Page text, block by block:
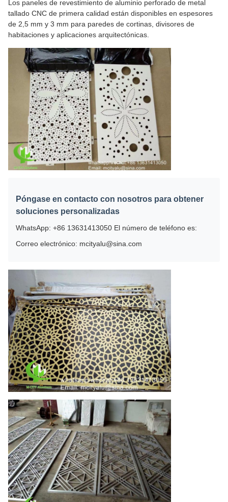
Los paneles de revestimiento de aluminio perforado de metal
tallado CNC de primera calidad están disponibles en espesores
de 2,5 mm y 3 mm para paredes de cortinas, divisores de
habitaciones y aplicaciones arquitectónicas.
Póngase en contacto con nosotros para obtener
soluciones personalizadas
WhatsApp: +86 13631413050 El número de teléfono es:
Correo electrónico: mcityalu@sina.com